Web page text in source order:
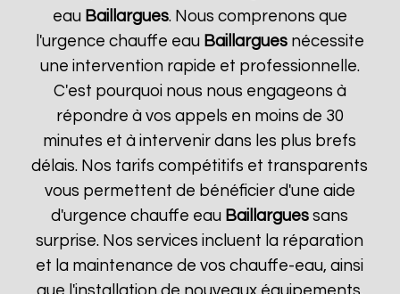
eau Baillargues. Nous comprenons que
l'urgence chauffe eau Baillarguesnécessite
une intervention rapide et professionnelle.
C'est pourquoi nous nous engageons à
répondre à vos appels en moins de 30
minutes et à intervenir dans les plus brefs
délais. Nos tarifs compétitifs et transparents
vous permettent de bénéficier d'une aide
d'urgence chauffe eau Baillargues sans
surprise. Nos services incluent la réparation
et la maintenance de vos chauffe-eau, ainsi